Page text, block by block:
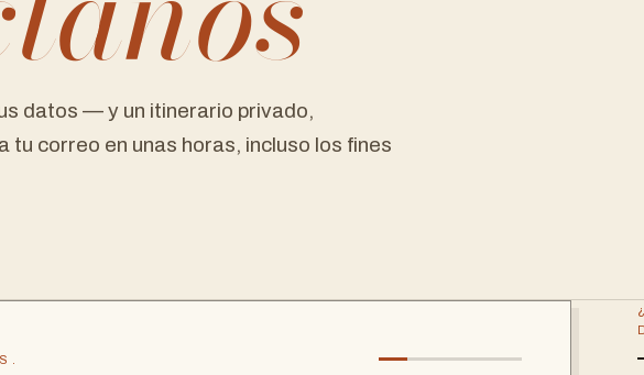
datos — y un itinerario privado,
tu correo en unas horas, incluso los fines